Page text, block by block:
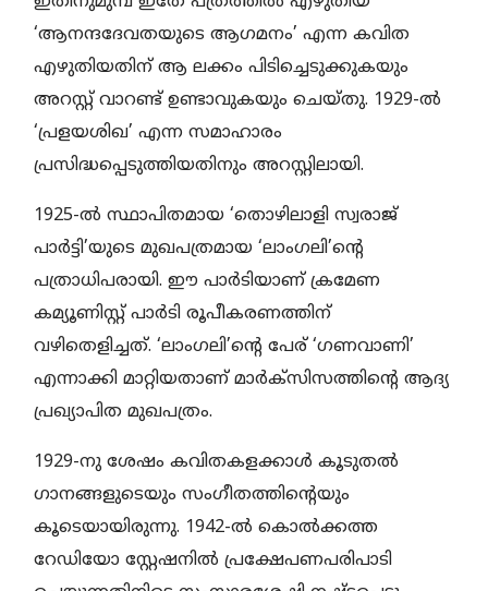
‘ആനന്ദദേവതയുടെ ആഗമനം’ എന്ന കവിത
എഴുതിയതിന് ആ ലക്കം പിടിച്ചെടുക്കുകയും
അറസ്റ്റ് വാറണ്ട് ഉണ്ടാവുകയും ചെയ്തു. 1929-ല്‍
‘പ്രളയശിഖ’ എന്ന സമാഹാരം
പ്രസിദ്ധപ്പെടുത്തിയതിനും അറസ്റ്റിലായി.
1925-ല്‍ സ്ഥാപിതമായ ‘തൊഴിലാളി സ്വരാജ്
പാര്‍ട്ടി’യുടെ മുഖപത്രമായ ‘ലാംഗലി’ന്റെ
പത്രാധിപരായി. ഈ പാര്‍ടിയാണ് ക്രമേണ
കമ്യൂണിസ്റ്റ് പാര്‍ടി രൂപീകരണത്തിന്
വഴിതെളിച്ചത്. ‘ലാംഗലി’ന്റെ പേര് ‘ഗണവാണി’
എന്നാക്കി മാറ്റിയതാണ് മാര്‍ക്‌സിസത്തിന്റെ ആദ്യ
പ്രഖ്യാപിത മുഖപത്രം.
1929-നു ശേഷം കവിതകളക്കാള്‍ കൂടുതല്‍
ഗാനങ്ങളുടെയും സംഗീതത്തിന്റെയും
കൂടെയായിരുന്നു. 1942-ല്‍ കൊല്‍ക്കത്ത
റേഡിയോ സ്റ്റേഷനില്‍ പ്രക്ഷേപണപരിപാടി